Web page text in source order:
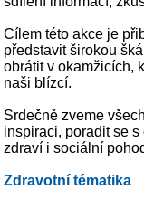
Cílem této akce je
představit širokou
obrátit v okamžicích,
naši blízcí.
Srdečně zveme
inspiraci, poradit se
zdraví i sociální
Zdravotní tématika